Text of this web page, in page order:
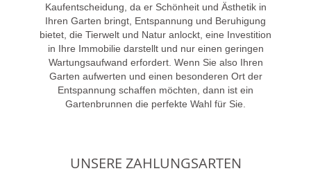
Kaufentscheidung, da er Schönheit und Ästhetik in
Ihren Garten bringt, Entspannung und Beruhigung
bietet, die Tierwelt und Natur anlockt, eine Investition
in Ihre Immobilie darstellt und nur einen geringen
Wartungsaufwand erfordert. Wenn Sie also Ihren
Garten aufwerten und einen besonderen Ort der
Entspannung schaffen möchten, dann ist ein
Gartenbrunnen die perfekte Wahl für Sie.
UNSERE ZAHLUNGSARTEN